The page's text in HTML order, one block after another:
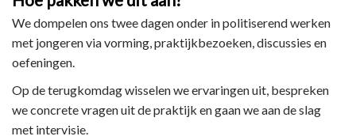
We dompelen ons twee dagen onder in politiserend werken
met jongeren via vorming, praktijkbezoeken, discussies en
oefeningen.
Op de terugkomdag wisselen we ervaringen uit, bespreken
we concrete vragen uit de praktijk en gaan we aan de slag
met intervisie.